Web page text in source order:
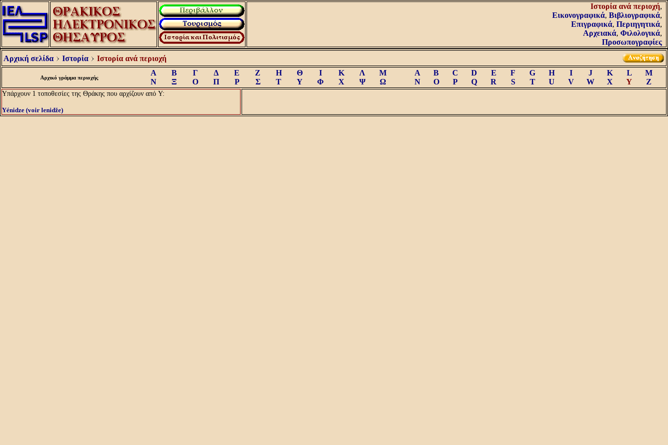
Iστορία ανά περιοχή,
Εικονογραφικά, Βιβλιογραφικά,
Επιγραφικά, Περιηγητικά,
Αρχειακά, Φιλολογικά,
Προσωπογραφίες
Αρχική σελίδα
Ιστορία Ιστορία ανά περιοχή
Αρχικό γράμμα περιοχής
Α Β Γ Δ Ε Ζ Η Θ Ι Κ Λ
Μ
Ν
Ξ Ο Π Ρ Σ Τ Υ Φ Χ Ψ Ω
A B C D E F G H I J K L
M
N
O P Q R S T U V W X Y Z
Υπάρχουν 1 τοποθεσίες της Θράκης που αρχίζουν από Y:
Yénidze (voir lenidže)